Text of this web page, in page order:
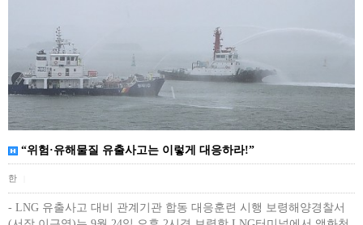
“위험·유해물질 유출사고는 이렇게 대응하라!”
한
- LNG 유출사고 대비 관계기관 합동 대응훈련 시행 보령해양경찰서